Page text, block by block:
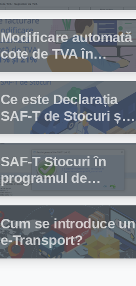
programul de
facturare Facturis
Modificare automată
cote de TVA în
programul de
facturare Facturis
Ce este Declarația
SAF-T de Stocuri și
cine trebuie să
depună această
declarație?
SAF-T Stocuri în
programul de
facturare și gestiune
stocuri Facturis
Cum se introduce un
e-Transport?